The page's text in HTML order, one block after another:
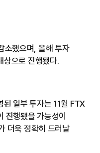
소했으며, 올해 투자
상으로 진행됐다.
된 일부 투자는 11월 FTX
진행됐을 가능성이
더욱 정확히 드러날